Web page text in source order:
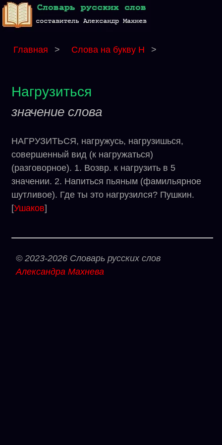
Главная > Слова на букву Н >
Нагрузиться
значение слова
НАГРУЗИТЬСЯ, нагружусь, нагрузишься,
совершенный вид (к нагружаться)
(разговорное). 1. Возвр. к нагрузить в 5
значении. 2. Напиться пьяным (фамильярное
шутливое). Где ты это нагрузился? Пушкин.
[Ушаков]
© 2023-2026 Словарь русских слов
Александра Махнева